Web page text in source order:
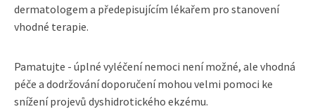
dermatologem a předepisujícím lékařem pro stanovení
vhodné terapie.
Pamatujte - úplné vyléčení nemoci není možné, ale vhodná
péče a dodržování doporučení mohou velmi pomoci ke
snížení projevů dyshidrotického ekzému.